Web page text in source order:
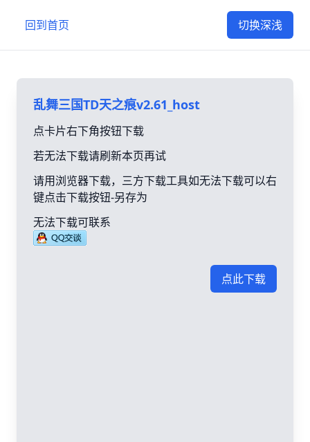
回到首页 切换深浅
乱舞三国TD天之痕v2.61_host
点卡片右下角按钮下载
若无法下载请刷新本页再试
请用浏览器下载，三方下载工具如无法下载可以右
键点击下载按钮-另存为
无法下载可联系
点此下载